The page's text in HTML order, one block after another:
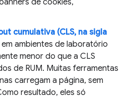
de cookies,
cumulativa (CLS, na sigla
ambientes de laboratório
menor do que a CLS
de RUM. Muitas ferramentas
carregam a página, sem
resultado, eles só